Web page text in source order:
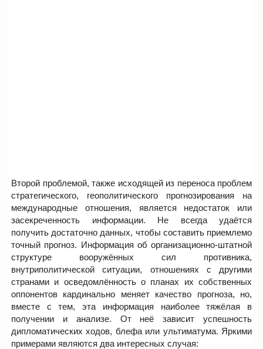
Второй проблемой, также исходящей из переноса проблем
стратегического, геополитического прогнозирования на
международные отношения, является недостаток или
засекреченность информации. Не всегда удаётся
получить достаточно данных, чтобы составить приемлемо
точный прогноз. Информация об организационно-штатной
структуре вооружённых сил противника,
внутриполитической ситуации, отношениях с другими
странами и осведомлённость о планах их собственных
оппонентов кардинально меняет качество прогноза, но,
вместе с тем, эта информация наиболее тяжёлая в
получении и анализе. От неё зависит успешность
дипломатических ходов, блефа или ультиматума. Яркими
примерами являются два интересных случая: